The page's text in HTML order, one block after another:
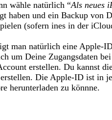
wähle natürlich “Als neues
haben und ein Backup von
(sofern ines in der
man natürlich eine Apple-
um Deine Zugangsdaten
erstellen. Du kannst
Die Apple-ID ist in
herunterladen zu könnne.